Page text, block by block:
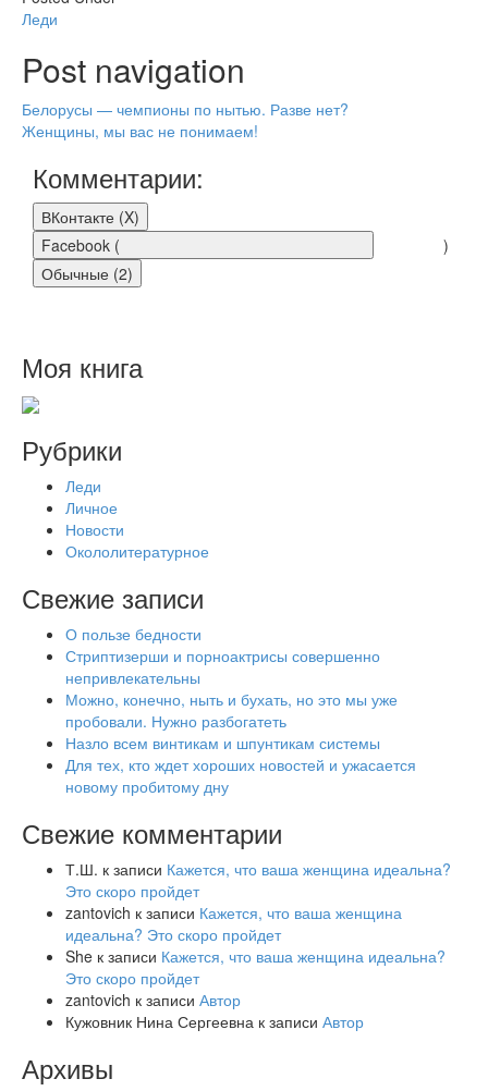
Леди
Post navigation
Белорусы — чемпионы по нытью. Разве нет?
Женщины, мы вас не понимаем!
Комментарии:
ВКонтакте (X)
Facebook (
)
Обычные (2)
2 thoughts on “
коварном мексиканце
Ольга:
23.05.2017 в 19:46
Александр, Вы просто поэт! Очень здорово!
zantovich
23.05.2017 в 21:17
Добавить комментарий
Для отправки комментария вам необходимо
Моя книга
Рубрики
Леди
Личное
Новости
Окололитературное
Свежие записи
О пользе бедности
Стриптизерши и порноактрисы совершенно
непривлекательны
Можно, конечно, ныть и бухать, но это мы уже
пробовали. Нужно разбогатеть
Назло всем винтикам и шпунтикам системы
Для тех, кто ждет хороших новостей и ужасается
новому пробитому дну
Свежие комментарии
Т.Ш. к записи Кажется, что ваша женщина идеальна?
Это скоро пройдет
zantovich к записи Кажется, что ваша женщина
идеальна? Это скоро пройдет
She к записи Кажется, что ваша женщина идеальна?
Это скоро пройдет
zantovich к записи Автор
Кужовник Нина Сергеевна к записи Автор
Архивы